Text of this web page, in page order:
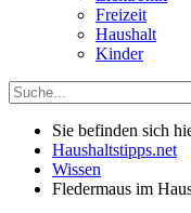
Freizeit
Haushalt
Kinder
Sie befinden sich
Haushaltstipps.net
Wissen
Fledermaus im